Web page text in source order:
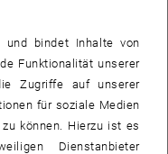
und bindet Inhalte von
Funktionalität unserer
Zugriffe auf unserer
für soziale Medien
können. Hierzu ist es
Dienstanbieter